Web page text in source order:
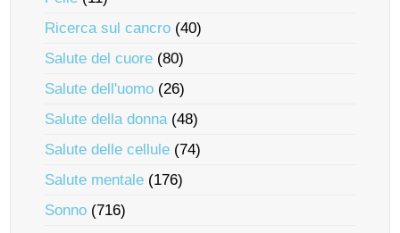
Ricerca sul cancro (40)
Salute del cuore (80)
Salute dell'uomo (26)
Salute della donna(48)
Salute delle cellule (74)
Salute mentale (176)
Sonno (716)